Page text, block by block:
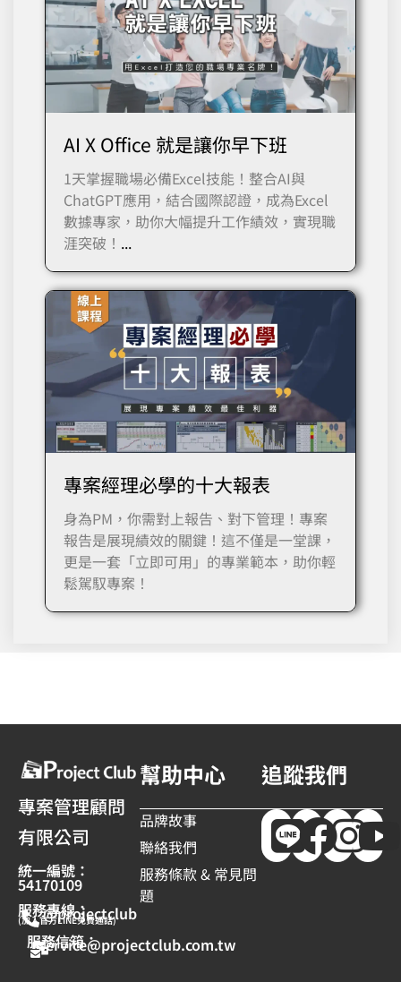
AI X Office 就是讓你早下班
1天掌握職場必備Excel技能！整合AI與
ChatGPT應用，結合國際認證，成為Excel
數據專家，助你大幅提升工作績效，實現職
涯突破！ ...
專案經理必學的十大報表
身為PM，你需對上報告、對下管理！專案
報告是展現績效的關鍵！這不僅是一堂課，
更是一套「立即可用」的專業範本，助你輕
鬆駕馭專案！
專案管理顧問
有限公司
統一編號：
54170109
服務專線：
@projectclub
(加入官方LINE免費通話)
服務信箱：
service@projectclub.com.tw
幫助中心
品牌故事
聯絡我們
服務條款 & 常見問
題
追蹤我們